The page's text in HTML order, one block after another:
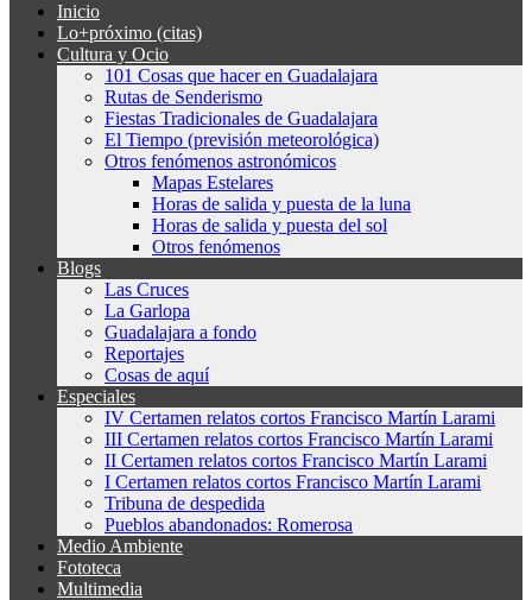
Inicio
Lo+próximo (citas)
Cultura y Ocio
101 Cosas que hacer en Guadalajara
Rutas de Senderismo
Fiestas Tradicionales de Guadalajara
El Tiempo (previsión meteorológica)
Otros fenómenos astronómicos
Mapas Estelares
Horas de salida y puesta de la luna
Horas de salida y puesta del sol
Otros fenómenos
Blogs
Las Cruces
La Garlopa
Guadalajara a fondo
Reportajes
Cosas de aquí
Especiales
IV Certamen relatos cortos Francisco Martín Larami
III Certamen relatos cortos Francisco Martín Larami
II Certamen relatos cortos Francisco Martín Larami
I Certamen relatos cortos Francisco Martín Larami
Tribuna de despedida
Pueblos abandonados: Romerosa
Medio Ambiente
Fototeca
Multimedia